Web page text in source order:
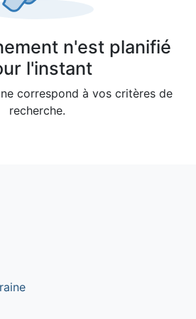
n'est planifié
l'instant
correspond à vos critères de
recherche.